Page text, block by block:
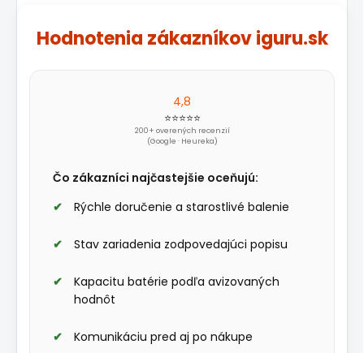
Hodnotenia zákazníkov iguru.sk
4,8
⭐⭐⭐⭐⭐
200+ overených recenzií
(Google · Heureka)
Čo zákazníci najčastejšie oceňujú:
Rýchle doručenie a starostlivé balenie
Stav zariadenia zodpovedajúci popisu
Kapacitu batérie podľa avizovaných
hodnôt
Komunikáciu pred aj po nákupe